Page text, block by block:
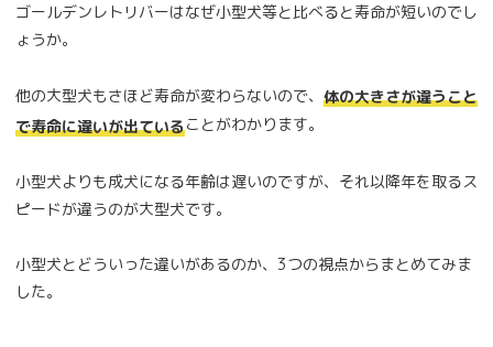
ゴールデンレトリバーはなぜ小型犬等と比べると寿命が短いのでし
ょうか。
他の大型犬もさほど寿命が変わらないので、 体の大きさが違うこと
で寿命に違いが出ていることがわかります。
小型犬よりも成犬になる年齢は遅いのですが、それ以降年を取るス
ピードが違うのが大型犬です。
小型犬とどういった違いがあるのか、3つの視点からまとめてみま
した。